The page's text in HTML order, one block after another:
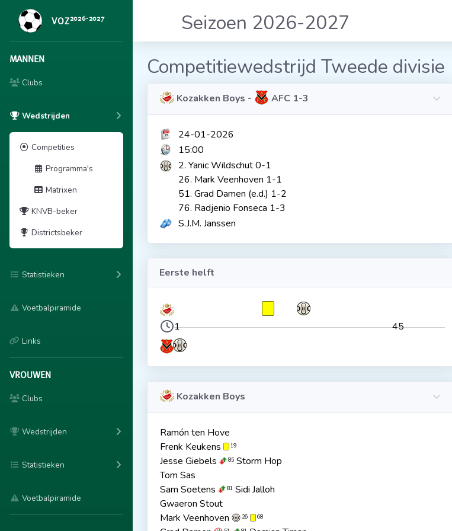
VOZ2026-2027
MANNEN
Clubs
Wedstrijden
Competities
Programma's
Matrixen
KNVB-beker
Districtsbeker
Statistieken
Voetbalpiramide
Links
VROUWEN
Clubs
Wedstrijden
Statistieken
Voetbalpiramide
Seizoen 2026-2027
Competitiewedstrijd Tweede divisie
Kozakken Boys - AFC 1-3
24-01-2026
15:00
2. Yanic Wildschut 0-1
26. Mark Veenhoven 1-1
51. Grad Damen (e.d.) 1-2
76. Radjenio Fonseca 1-3
S.J.M. Janssen
Eerste helft
1 45
Kozakken Boys
Ramón ten Hove
Frenk Keukens
19
Jesse Giebels 85 Storm Hop
Tom Sas
Sam Soetens
81 Sidi Jalloh
Gwaeron Stout
Mark Veenhoven
26 68